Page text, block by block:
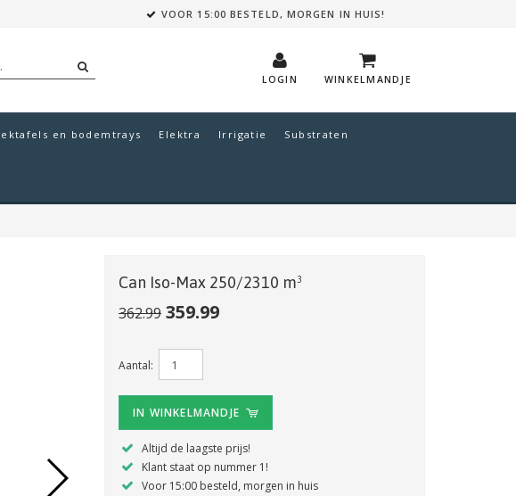
VOOR 15:00 BESTELD, MORGEN IN HUIS!
WINKELMANDJE
LOGIN
en bodemtrays Elektra Irrigatie Substraten
Can Iso-Max 250/2310 m³
362.99 359.99
Aantal:
IN WINKELMANDJE
Altijd de laagste prijs!
Klant staat op nummer 1!
Voor 15:00 besteld, morgen in huis